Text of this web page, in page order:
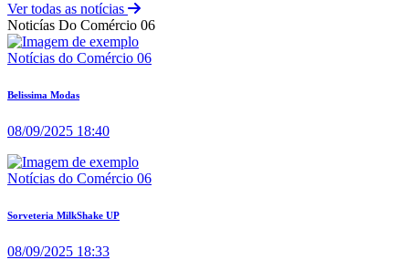
Ver todas as notícias
Noticías Do Comércio 06
Notícias do Comércio 06
Belissima Modas
08/09/2025 18:40
Notícias do Comércio 06
Sorveteria MilkShake UP
08/09/2025 18:33